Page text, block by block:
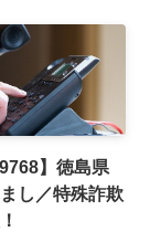
】徳島県
し／特殊詐欺